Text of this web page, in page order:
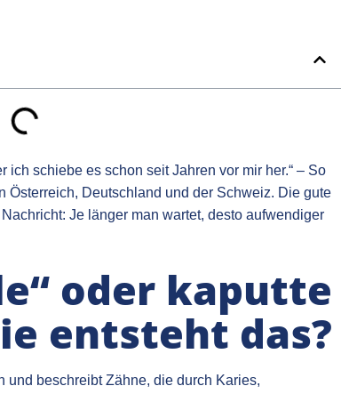
ich schiebe es schon seit Jahren vor mir her.“ – So
Deutschland und der Schweiz. Die gute
Je länger man wartet, desto aufwendiger
oder kaputte
entsteht das?
und beschreibt Zähne, die durch Karies,